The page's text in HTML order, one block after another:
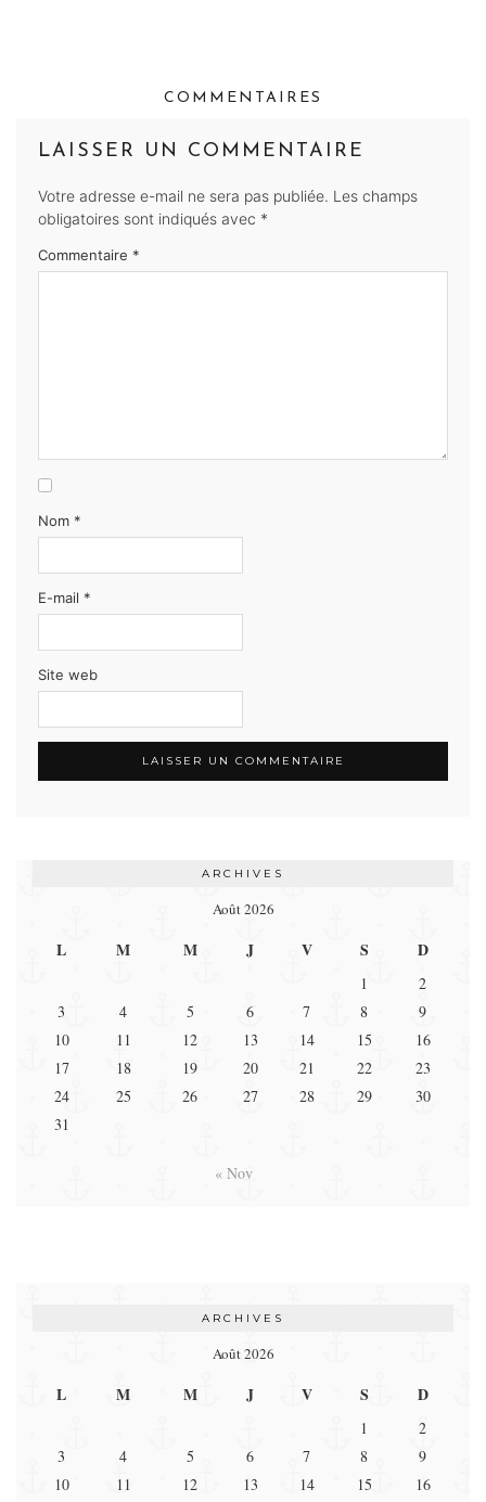
COMMENTAIRES
LAISSER UN COMMENTAIRE
Votre adresse e-mail ne sera pas publiée. Les champs
obligatoires sont indiqués avec *
Commentaire *
Nom *
E-mail *
Site web
ARCHIVES
Août 2026
L M M J V S D
1
2
3
4 5 6 7 8
9
10
11 12 13 14 15
16
17
18 19 20 21 22
23
24
25 26 27 28 29
30
31
« Nov
ARCHIVES
Août 2026
L M M J V S D
1
2
3
4 5 6 7 8
9
10
11 12 13 14 15 16